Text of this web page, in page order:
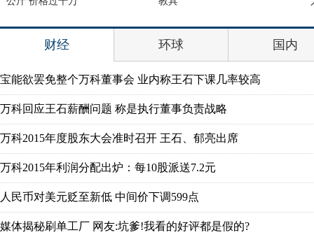
财经 环球 国内
宝能欲罢免整个万科董事会 业内称王石下课几率较高
万科回应王石薪酬问题 称是执行董事负责战略
万科2015年度股东大会准时召开 王石、郁亮出席
万科2015年利润分配出炉：每10股派送7.2元
人民币对美元贬至新低 中间价下调599点
媒体揭秘刷单工厂 网友:坑爹!我看的好评都是假的?